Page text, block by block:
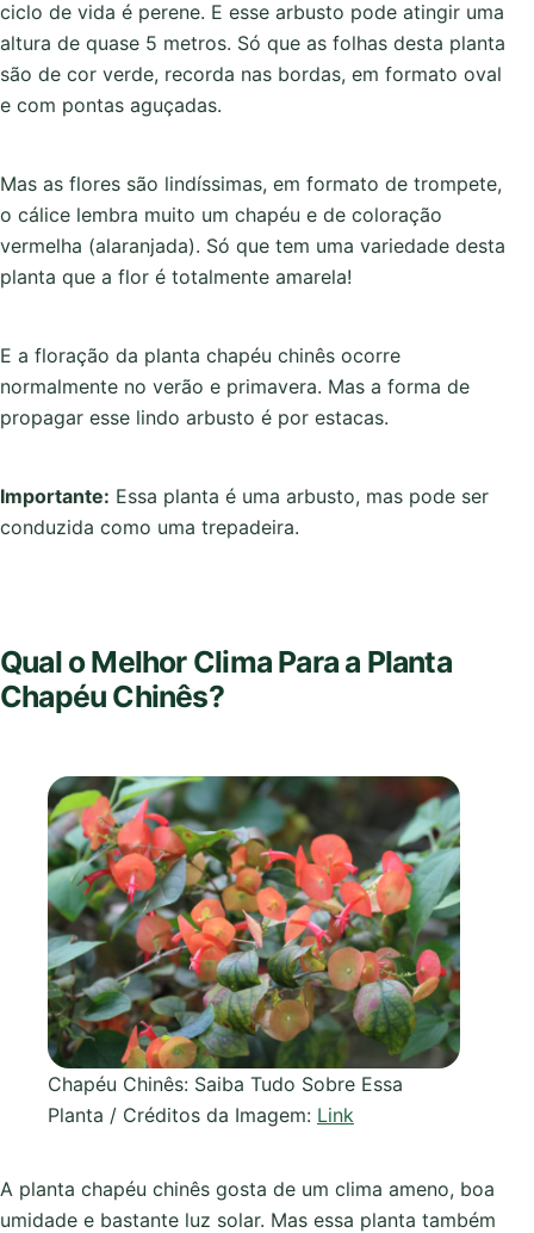
ciclo de vida é perene. E esse arbusto pode atingir uma
altura de quase 5 metros. Só que as folhas desta planta
são de cor verde, recorda nas bordas, em formato oval
e com pontas aguçadas.
Mas as flores são lindíssimas, em formato de trompete,
o cálice lembra muito um chapéu e de coloração
vermelha (alaranjada). Só que tem uma variedade desta
planta que a flor é totalmente amarela!
E a floração da planta chapéu chinês ocorre
normalmente no verão e primavera. Mas a forma de
propagar esse lindo arbusto é por estacas.
Importante: Essa planta é uma arbusto, mas pode ser
conduzida como uma trepadeira.
Qual o Melhor Clima Para a Planta
Chapéu Chinês?
Chapéu Chinês: Saiba Tudo Sobre Essa
Planta / Créditos da Imagem: Link
A planta chapéu chinês gosta de um clima ameno, boa
umidade e bastante luz solar. Mas essa planta também